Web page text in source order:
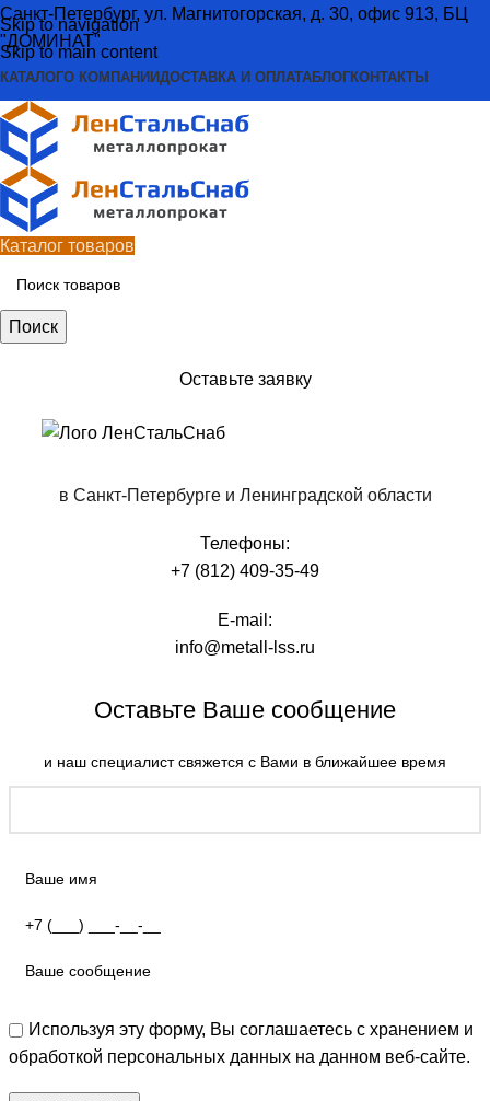
Skip to navigation
Skip to main content
Санкт-Петербург, ул. Магнитогорская, д. 30, офис 913, БЦ
"ДОМИНАТ"
КАТАЛОГО КОМПАНИИДОСТАВКА И ОПЛАТАБЛОГКОНТАКТЫ
Каталог товаров
Поиск
Оставьте заявку
в Санкт-Петербурге и Ленинградской области
Телефоны:
+7 (812) 409-35-49
E-mail:
info@metall-lss.ru
Оставьте Ваше сообщение
и наш специалист свяжется с Вами в ближайшее время
Используя эту форму, Вы соглашаетесь с хранением и
обработкой персональных данных на данном веб-сайте.